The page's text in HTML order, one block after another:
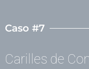
Caso #7
Carilles de